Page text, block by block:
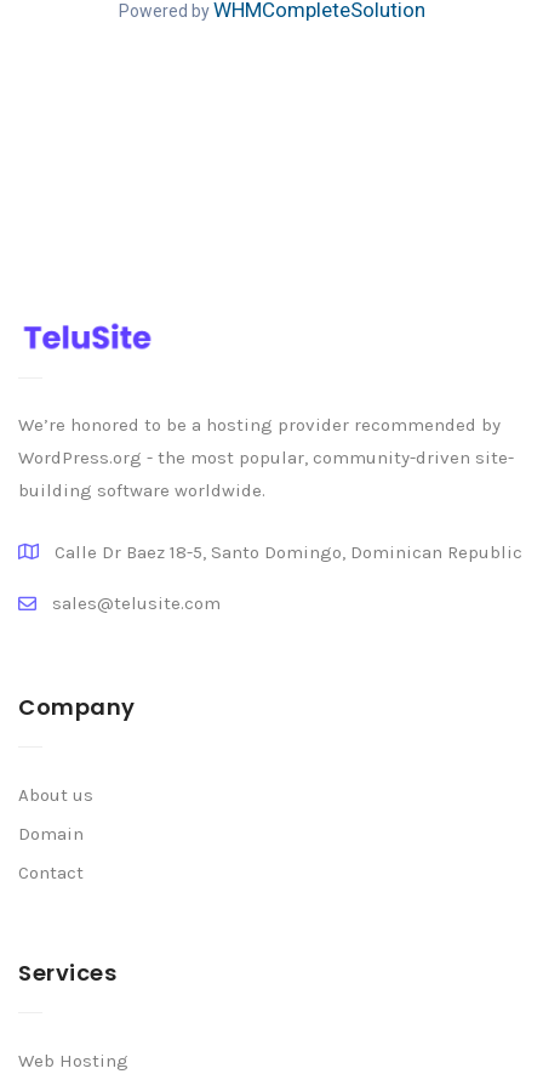
Powered byWHMCompleteSolution
We’re honored to be a hosting provider recommended by
WordPress.org - the most popular, community-driven site-
building software worldwide.
Calle Dr Baez 18-5, Santo Domingo, Dominican Republic
sales@telusite.com
Company
About us
Domain
Contact
Services
Web Hosting